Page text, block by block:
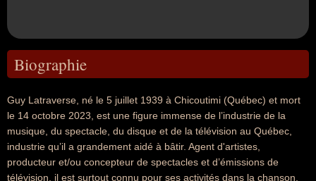
Biographie
Guy Latraverse, né le 5 juillet 1939 à Chicoutimi (Québec) et mort
le 14 octobre 2023, est une figure immense de l’industrie de la
musique, du spectacle, du disque et de la télévision au Québec,
industrie qu’il a grandement aidé à bâtir. Agent d'artistes,
producteur et/ou concepteur de spectacles et d’émissions de
télévision, il est surtout connu pour ses activités dans la chanson,